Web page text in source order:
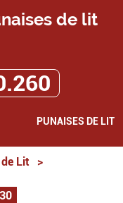
de lit
PUNAISES DE LIT
Lit
>